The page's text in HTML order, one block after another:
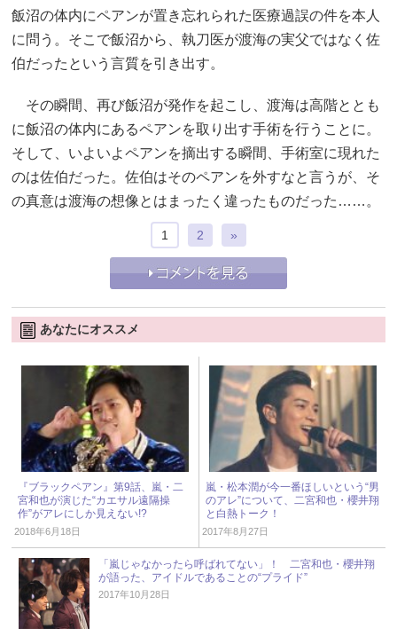
飯沼の体内にペアンが置き忘れられた医療過誤の件を本人
に問う。そこで飯沼から、執刀医が渡海の実父ではなく佐
伯だったという言質を引き出す。
その瞬間、再び飯沼が発作を起こし、渡海は高階ととも
に飯沼の体内にあるペアンを取り出す手術を行うことに。
そして、いよいよペアンを摘出する瞬間、手術室に現れた
のは佐伯だった。佐伯はそのペアンを外すなと言うが、そ
の真意は渡海の想像とはまったく違ったものだった……。
1 2 »
あなたにオススメ
『ブラックペアン』第9話、嵐・二
宮和也が演じた“カエサル遠隔操
作”がアレにしか見えない!?
2018年6月18日
嵐・松本潤が今一番ほしいという“男
のアレ”について、二宮和也・櫻井翔
と白熱トーク！
2017年8月27日
「嵐じゃなかったら呼ばれてない」！ 二宮和也・櫻井翔
が語った、アイドルであることの“プライド”
2017年10月28日